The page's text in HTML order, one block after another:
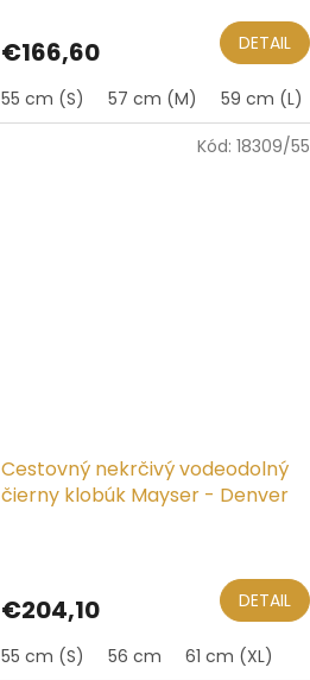
€166,60 DETAIL
55 cm (S) 57 cm (M) 59 cm (L)
Cestovný nekrčivý vodeodolný
čierny klobúk Mayser - Denver
€204,10 DETAIL
55 cm (S) 56 cm 61 cm (XL)
Kód: 18309/55